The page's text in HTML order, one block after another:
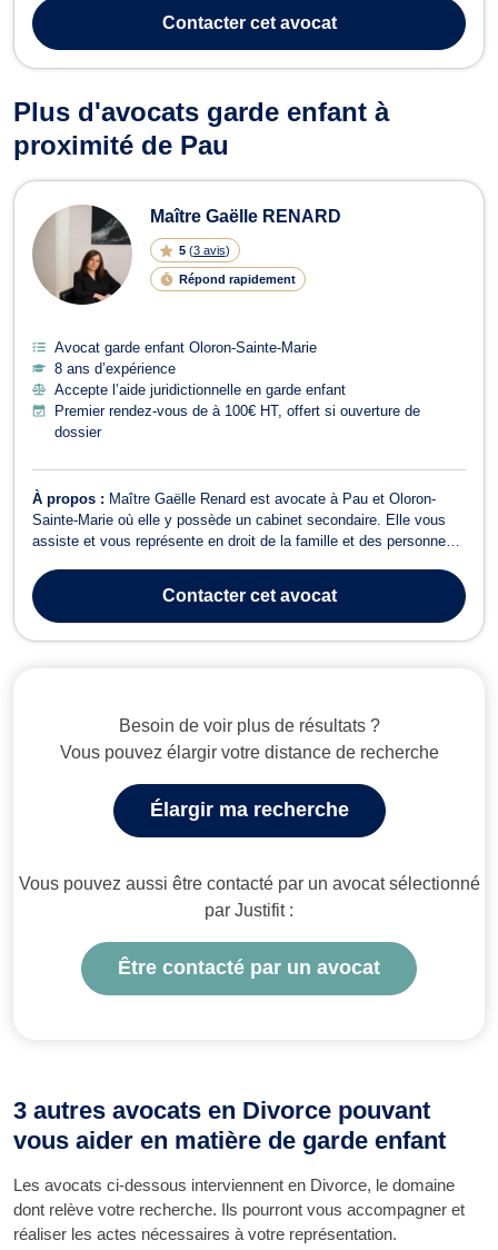
pénales comme des contraventions, des délits et des crimes. Que
vous soyez vict...
Contactercet avocat
Plus d'avocats garde enfant à
proximité de Pau
Maître Gaëlle RENARD
5 (3 avis)
Répond rapidement
Avocat garde enfant Oloron-Sainte-Marie
8 ans d’expérience
Accepte l’aide juridictionnelle en garde enfant
Premier rendez-vous de à 100€ HT, offert si ouverture de
dossier
À propos : Maître Gaëlle Renard est avocate à Pau et Oloron-
Sainte-Marie où elle y possède un cabinet secondaire. Elle vous
assiste et vous représente en droit de la famille et des personnes
civil (vices cachés maison/appartement, vices cachés voiture,
défaut de conf...
Contactercet avocat
Besoin de voir plus de résultats ?
Vous pouvez élargir votre distance de recherche
Élargir ma recherche
Vous pouvez aussi être contacté par un avocat sélectionné
par Justifit :
Être contacté par un avocat
3 autres avocats en Divorce pouvant
vous aider en matière de garde enfant
Les avocats ci-dessous interviennent en Divorce, le domaine
dont relève votre recherche. Ils pourront vous accompagner et
réaliser les actes nécessaires à votre représentation.